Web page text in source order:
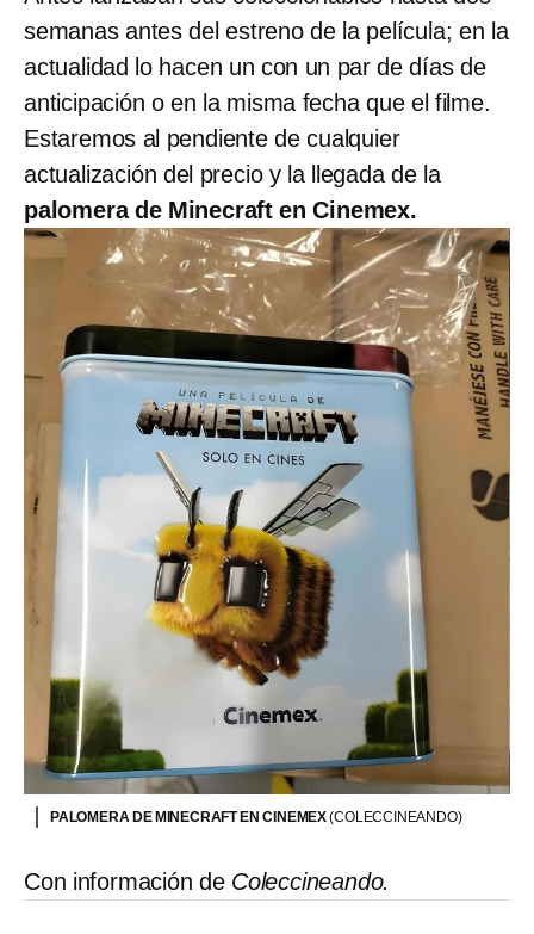
semanas antes del estreno de la película; en la
actualidad lo hacen un con un par de días de
anticipación o en la misma fecha que el filme.
Estaremos al pendiente de cualquier
actualización del precio y la llegada de la
palomera de Minecraft en Cinemex.
PALOMERA DE MINECRAFT EN CINEMEX(COLECCINEANDO)
Con información de Coleccineando.